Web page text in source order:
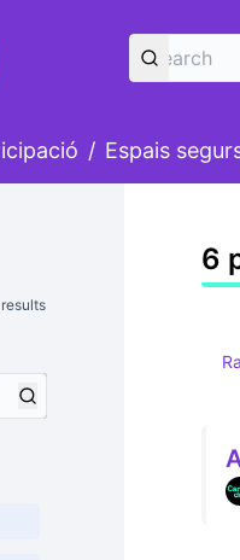
/ Espais
6